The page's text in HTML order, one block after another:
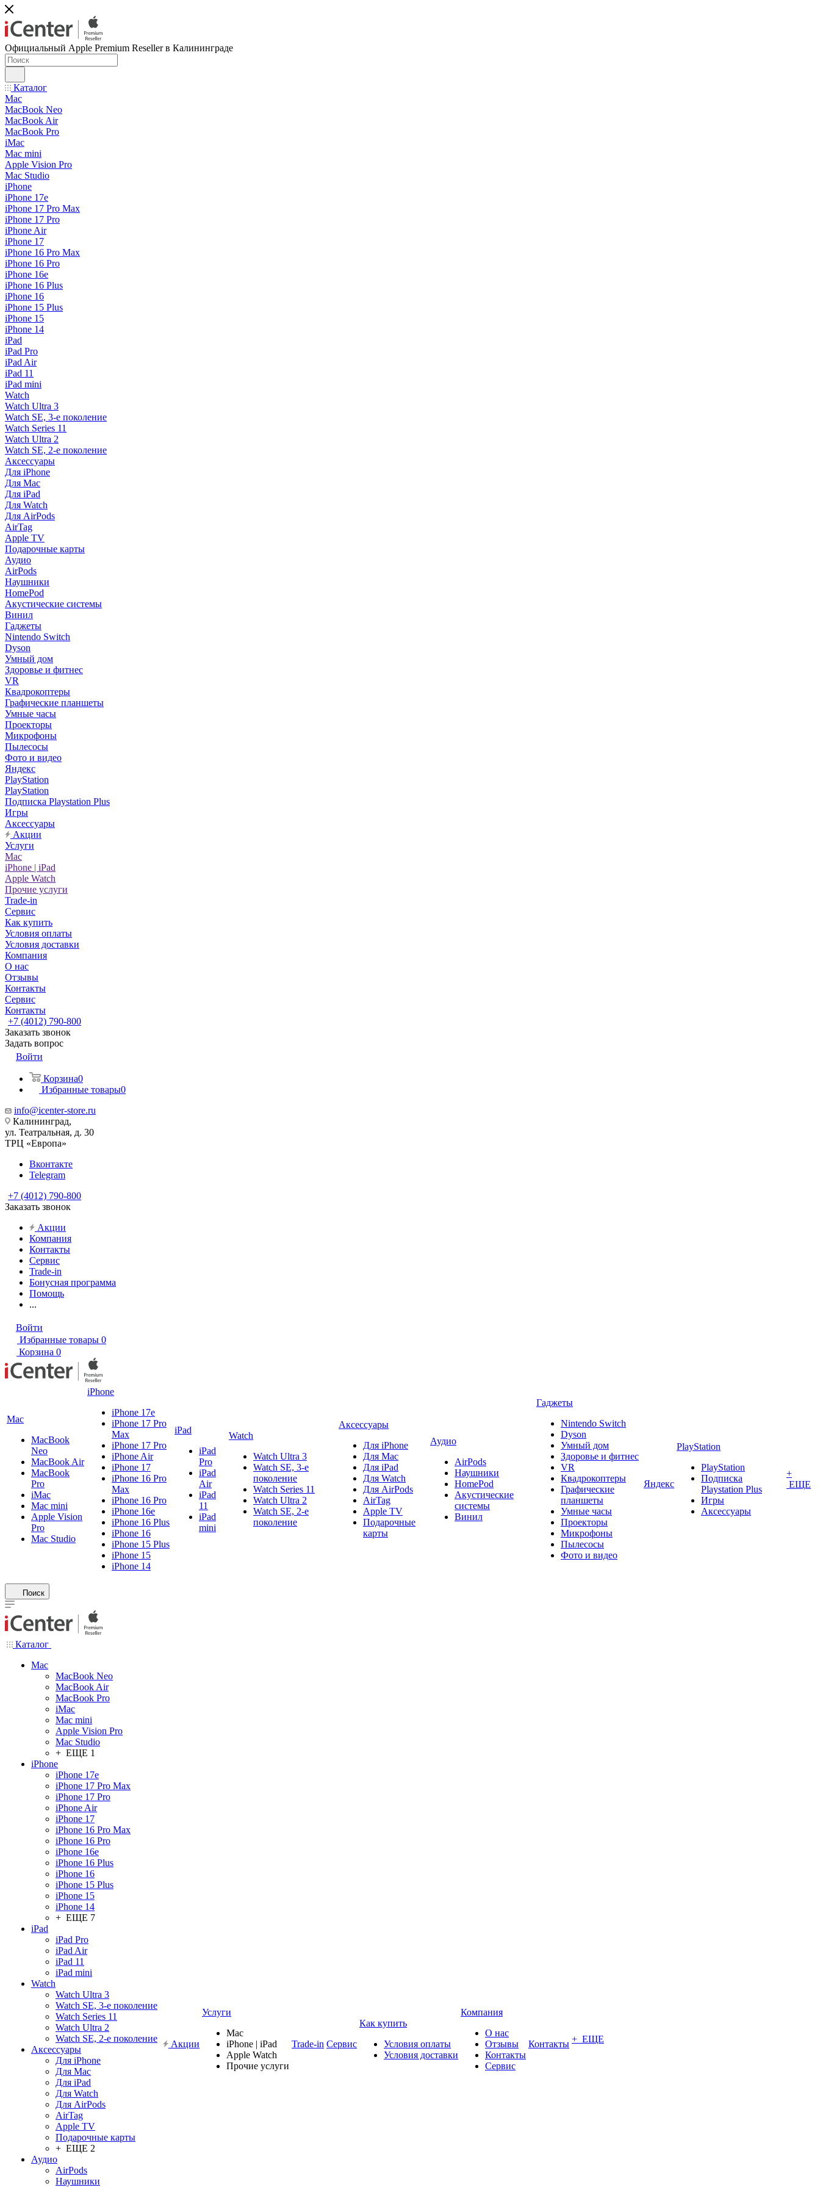
Официальный Apple Premium Reseller в Калининграде
Каталог
Mac
MacBook Neo
MacBook Air
MacBook Pro
iMac
Mac mini
Apple Vision Pro
Mac Studio
iPhone
iPhone 17e
iPhone 17 Pro Max
iPhone 17 Pro
iPhone Air
iPhone 17
iPhone 16 Pro Max
iPhone 16 Pro
iPhone 16e
iPhone 16 Plus
iPhone 16
iPhone 15 Plus
iPhone 15
iPhone 14
iPad
iPad Pro
iPad Air
iPad 11
iPad mini
Watch
Watch Ultra 3
Watch SE, 3-е поколение
Watch Series 11
Watch Ultra 2
Watch SE, 2-е поколение
Аксессуары
Для iPhone
Для Mac
Для iPad
Для Watch
Для AirPods
AirTag
Apple TV
Подарочные карты
Аудио
AirPods
Наушники
HomePod
Акустические системы
Винил
Гаджеты
Nintendo Switch
Dyson
Умный дом
Здоровье и фитнес
VR
Квадрокоптеры
Графические планшеты
Умные часы
Проекторы
Микрофоны
Пылесосы
Фото и видео
Яндекс
PlayStation
PlayStation
Подписка Playstation Plus
Игры
Аксессуары
Акции
Услуги
Mac
iPhone | iPad
Apple Watch
Прочие услуги
Trade-in
Сервис
Как купить
Условия оплаты
Условия доставки
Компания
О нас
Отзывы
Контакты
Сервис
Контакты
+7 (4012) 790-800
Заказать звонок
Задать вопрос
Войти
Корзина0
Избранные товары0
info@icenter-store.ru
Калининград,
ул. Театральная, д. 30
ТРЦ «Европа»
Вконтакте
Telegram
+7 (4012) 790-800
Заказать звонок
Акции
Компания
Контакты
Сервис
Trade-in
Бонусная программа
Помощь
...
Войти
Избранные товары 0
Корзина 0
Mac
MacBook
Neo
MacBook Air
MacBook
Pro
iMac
Mac mini
Apple Vision
Pro
Mac Studio
iPhone
iPhone 17e
iPhone 17 Pro
Max
iPhone 17 Pro
iPhone Air
iPhone 17
iPhone 16 Pro
Max
iPhone 16 Pro
iPhone 16e
iPhone 16 Plus
iPhone 16
iPhone 15 Plus
iPhone 15
iPhone 14
iPad
iPad
Pro
iPad
Air
iPad
11
iPad
mini
Watch
Watch Ultra 3
Watch SE, 3-е
поколение
Watch Series 11
Watch Ultra 2
Watch SE, 2-е
поколение
Аксессуары
Для iPhone
Для Mac
Для iPad
Для Watch
Для AirPods
AirTag
Apple TV
Подарочные
карты
Аудио
AirPods
Наушники
HomePod
Акустические
системы
Винил
Гаджеты
Nintendo Switch
Dyson
Умный дом
Здоровье и фитнес
VR
Квадрокоптеры
Графические
планшеты
Умные часы
Проекторы
Микрофоны
Пылесосы
Фото и видео
Яндекс
PlayStation
PlayStation
Подписка
Playstation Plus
Игры
Аксессуары
+
ЕЩЕ
Поиск
Каталог
Mac
MacBook Neo
MacBook Air
MacBook Pro
iMac
Mac mini
Apple Vision Pro
Mac Studio
+ ЕЩЕ 1
iPhone
iPhone 17e
iPhone 17 Pro Max
iPhone 17 Pro
iPhone Air
iPhone 17
iPhone 16 Pro Max
iPhone 16 Pro
iPhone 16e
iPhone 16 Plus
iPhone 16
iPhone 15 Plus
iPhone 15
iPhone 14
+ ЕЩЕ 7
iPad
iPad Pro
iPad Air
iPad 11
iPad mini
Watch
Watch Ultra 3
Watch SE, 3-е поколение
Watch Series 11
Watch Ultra 2
Watch SE, 2-е поколение
Аксессуары
Для iPhone
Для Mac
Для iPad
Для Watch
Для AirPods
AirTag
Apple TV
Подарочные карты
+ ЕЩЕ 2
Аудио
AirPods
Наушники
Акции
Услуги
Mac
iPhone | iPad
Apple Watch
Прочие услуги
Trade-in Сервис
Как купить
Условия оплаты
Условия доставки
Компания
О нас
Отзывы
Контакты
Сервис
Контакты + ЕЩЕ